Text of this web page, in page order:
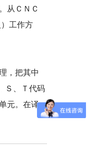
从ＣＮＣ
工作方
，把其中
Ｓ、Ｔ代码
元。在译